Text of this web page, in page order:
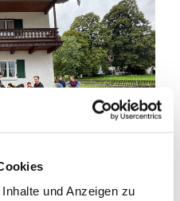
und Anzeigen zu
Regen